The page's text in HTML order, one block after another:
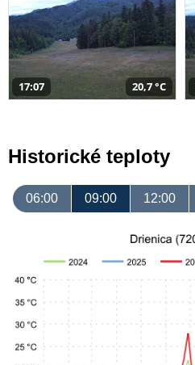
17:07 20,7 °C
Historické teploty
06:00 09:00 12:00